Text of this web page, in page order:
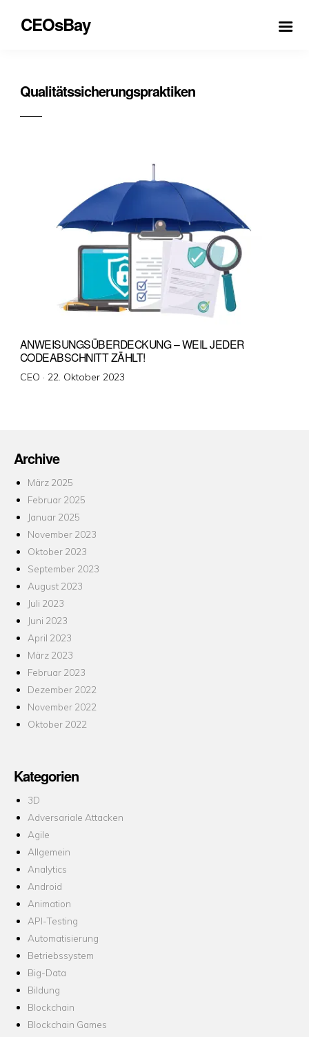
CEOsBay
Qualitätssicherungspraktiken
ANWEISUNGSÜBERDECKUNG – WEIL JEDER
CODEABSCHNITT ZÄHLT!
CEO · Veröffentlicht
22. Oktober 2023
Archive
März 2025
Februar 2025
Januar 2025
November 2023
Oktober 2023
September 2023
August 2023
Juli 2023
Juni 2023
April 2023
März 2023
Februar 2023
Dezember 2022
November 2022
Oktober 2022
Kategorien
3D
Adversariale Attacken
Agile
Allgemein
Analytics
Android
Animation
API-Testing
Automatisierung
Betriebssystem
Big-Data
Bildung
Blockchain
Blockchain Games